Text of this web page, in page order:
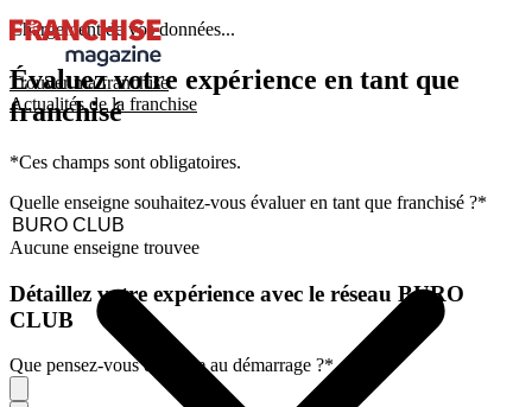
Trouver ma franchise
Actualités de la franchise
Chargement de vos données...
Évaluez votre expérience en tant que
franchisé
*Ces champs sont obligatoires.
Quelle enseigne souhaitez-vous évaluer en tant que franchisé ?*
Aucune enseigne trouvee
Détaillez votre expérience avec le réseau BURO
CLUB
Que pensez-vous de l'aide au démarrage ?*